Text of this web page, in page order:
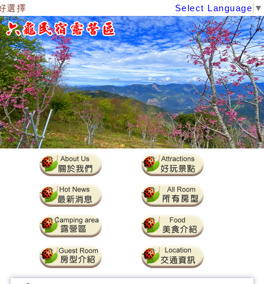
擇 Select Language ▼